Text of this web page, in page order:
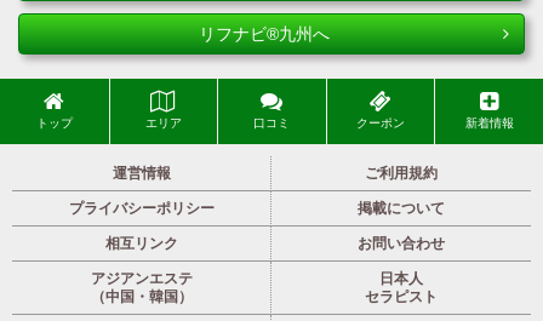
リフナビ®九州へ
トップ エリア 口コミ クーポン 新着情報
運営情報 ご利用規約
プライバシーポリシー 掲載について
相互リンク お問い合わせ
アジアンエステ
（中国・韓国）
日本人
セラピスト